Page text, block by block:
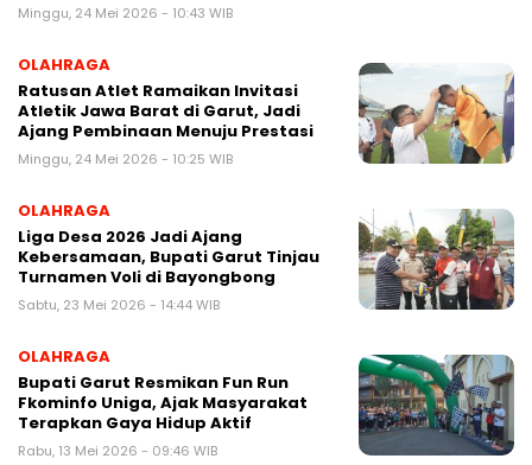
Minggu, 24 Mei 2026 - 10:43 WIB
OLAHRAGA
Ratusan Atlet Ramaikan Invitasi
Atletik Jawa Barat di Garut, Jadi
Ajang Pembinaan Menuju Prestasi
Minggu, 24 Mei 2026 - 10:25 WIB
OLAHRAGA
Liga Desa 2026 Jadi Ajang
Kebersamaan, Bupati Garut Tinjau
Turnamen Voli di Bayongbong
Sabtu, 23 Mei 2026 - 14:44 WIB
OLAHRAGA
Bupati Garut Resmikan Fun Run
Fkominfo Uniga, Ajak Masyarakat
Terapkan Gaya Hidup Aktif
Rabu, 13 Mei 2026 - 09:46 WIB